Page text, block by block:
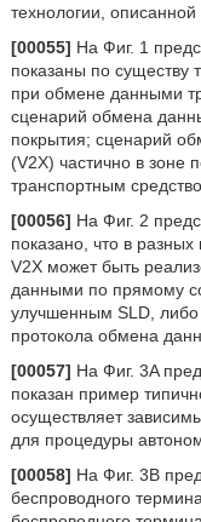
технологии,
[00055] На Фиг. 1
показаны по существу
при обмене данными
сценарий обмена
покрытия; сценарий
(V2X) частично в зоне
транспортным
[00056] На Фиг. 2
показано, что в
V2X может быть
данными по прямому
улучшенным SLD, либо
протокола обмена
[00057] На Фиг. 3A
показан пример
осуществляет
для процедуры
[00058] На Фиг. 3B
беспроводного